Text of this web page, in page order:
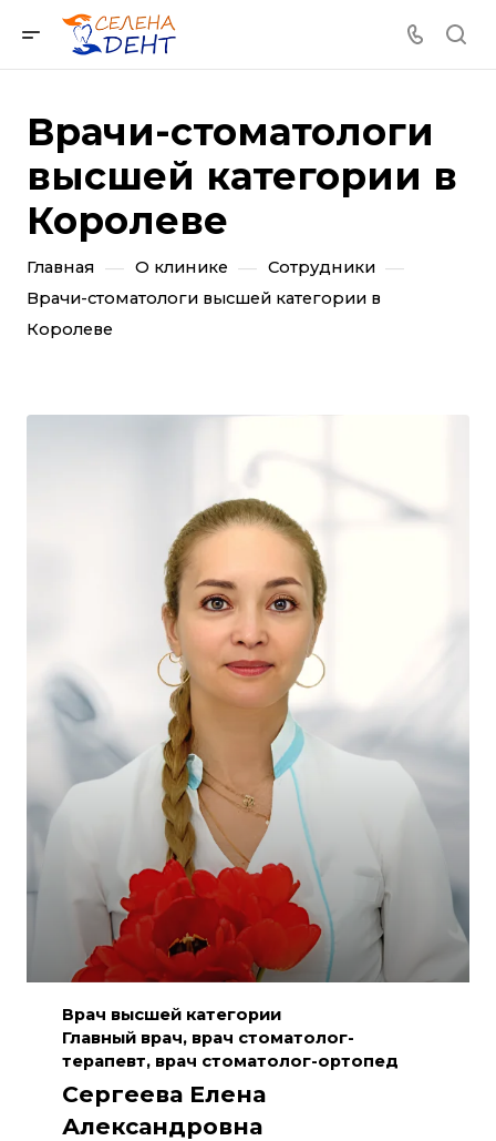
Врачи-стоматологи
высшей категории в
Королеве
Главная — О клинике — Сотрудники —
Врачи-стоматологи высшей категории в
Королеве
Врач высшей категории
Главный врач, врач стоматолог-
терапевт, врач стоматолог-ортопед
Сергеева Елена
Александровна